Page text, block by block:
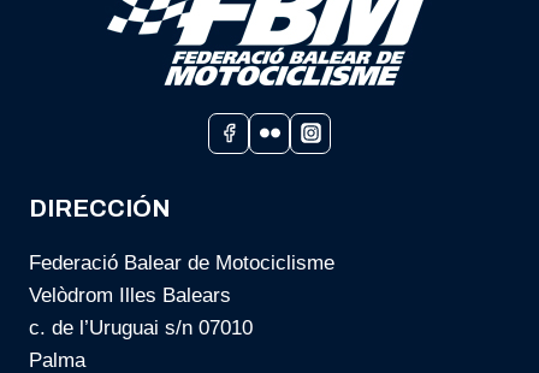
TALENT
CUP
DIRECCIÓN
Federació Balear de Motociclisme
Velòdrom Illes Balears
c. de l’Uruguai s/n 07010
Palma